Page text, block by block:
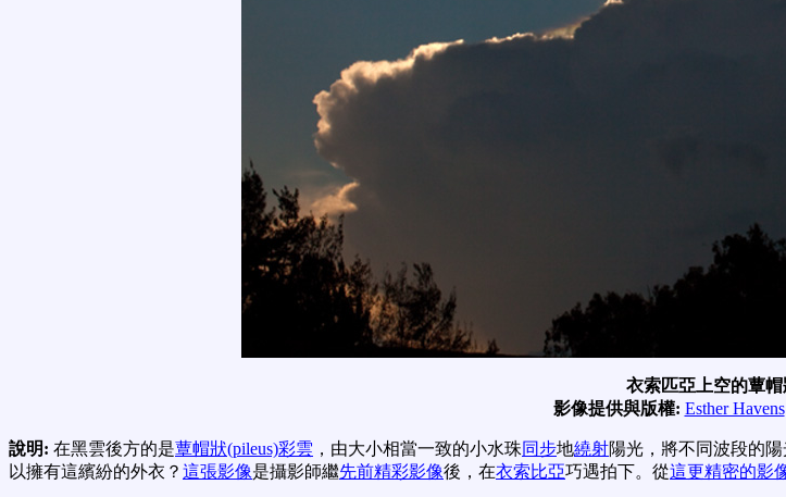
衣索匹亞上空的蕈
影像提供與版權: Esther Havens
說明: 在黑雲後方的是蕈帽狀(pileus)彩雲 ，由大小相當一致的小水珠同步地繞射陽光，將不同波段的
以擁有這繽紛的外衣？ 這張影像是攝影師繼先前精彩影像後，在衣索比亞巧遇拍下。從這更精密的影